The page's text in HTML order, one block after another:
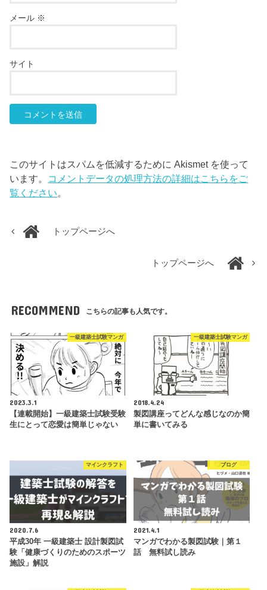
メール ※
サイト
このサイトはスパムを低減するために Akismet を使って
います。 コメントデータの処理方法の詳細はこちらをご
覧ください。
トップページへ
トップページへ
RECOMMEND こちらの記事も人気です。
一級建築士試験マンガ
2023.3.1
【連載開始】一級建築士試験受験
生にとって恋愛は簡単じゃない
一級建築士試験マンガ
2018.4.24
製図講座ってどんな感じなのか簡
単に書いてみる
マインクラフト
2020.7.6
平成30年 一級建築士 設計製図試
験「健康づくりのためのスポーツ
施設」解説
ブログ
2021.4.1
マンガでわかる製図試験｜第１
話 無料試し読み